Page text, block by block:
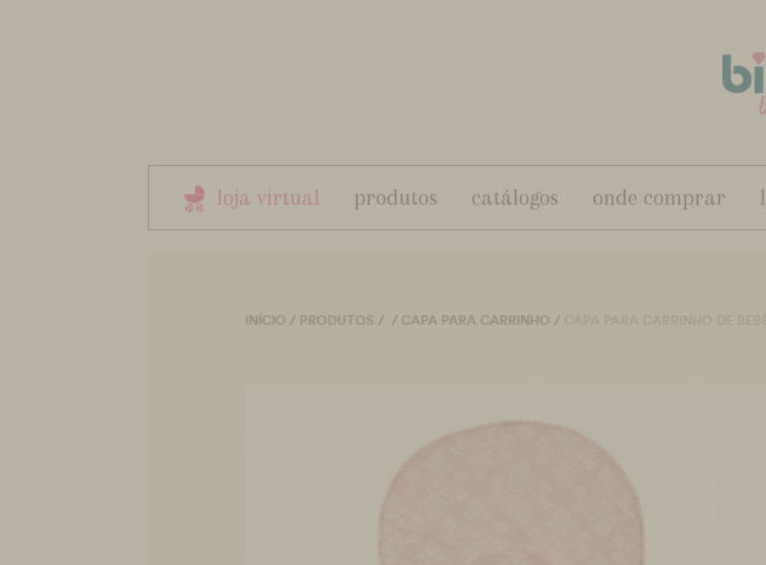
loja virtual produtos catálogos onde comprar
INÍCIO / PRODUTOS / / CAPA PARA CARRINHO /